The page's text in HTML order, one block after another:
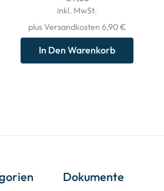
inkl. MwSt.
plus Versandkosten 6,90 €
In Den Warenkorb
Dokumente